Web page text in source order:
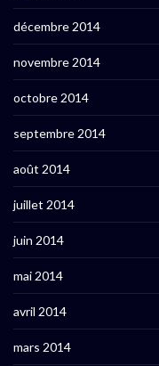
décembre 2014
novembre 2014
octobre 2014
septembre 2014
août 2014
juillet 2014
juin 2014
mai 2014
avril 2014
mars 2014